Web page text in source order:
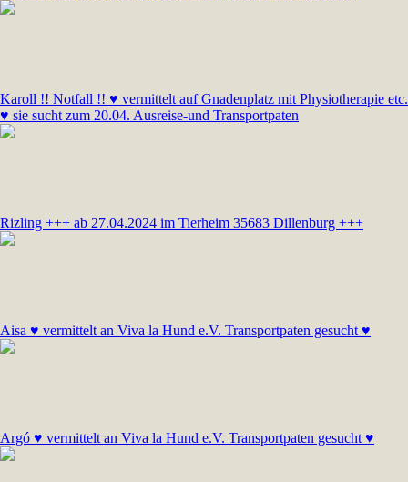
Karoll !! Notfall !! ♥ vermittelt auf Gnadenplatz mit Physiotherapie etc.
♥ sie sucht zum 20.04. Ausreise-und Transportpaten
Rizling +++ ab 27.04.2024 im Tierheim 35683 Dillenburg +++
Aisa ♥ vermittelt an Viva la Hund e.V. Transportpaten gesucht ♥
Argó ♥ vermittelt an Viva la Hund e.V. Transportpaten gesucht ♥